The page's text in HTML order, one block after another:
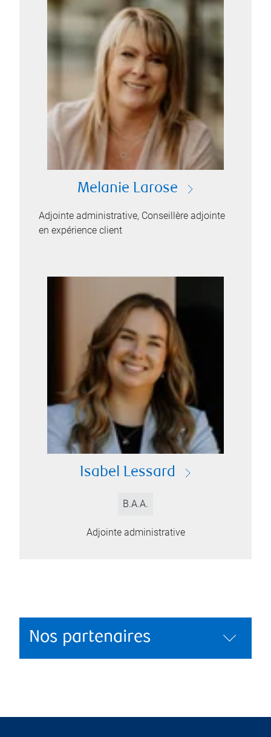
Melanie Larose
Adjointe administrative, Conseillère adjointe
en expérience client
Isabel Lessard
B.A.A.
Adjointe administrative
Nos partenaires